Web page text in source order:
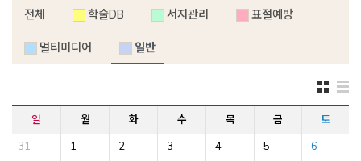
전체 학술DB 서지관리 표절예방
멀티미디어 일반
일 월 화 수 목 금 토
31 1 2 3 4 5 6